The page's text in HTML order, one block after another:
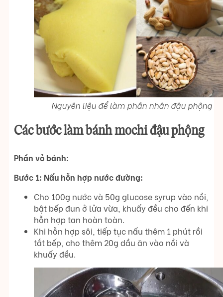
Nguyên liệu để làm phần nhân đậu phộng
Các bước làm bánh mochi đậu phộng
Phần vỏ bánh:
Bước 1: Nấu hỗn hợp nước đường:
Cho 100g nước và 50g glucose syrup vào nồi,
bật bếp đun ở lửa vừa, khuấy đều cho đến khi
hỗn hợp tan hoàn toàn.
Khi hỗn hợp sôi, tiếp tục nấu thêm 1 phút rồi
tắt bếp, cho thêm 20g dầu ăn vào nồi và
khuấy đều.